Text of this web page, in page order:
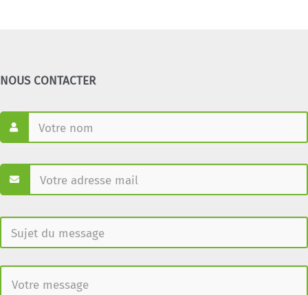
NOUS CONTACTER